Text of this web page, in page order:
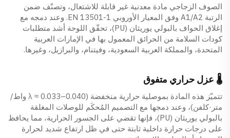
الصوف الزجاجي مادة معدنية غير قابلة للاشتعال، وتصنّف ضمن
الرتبة A1/A2 وفق المعيار الأوروبي EN 13501-1. وعند دمجه مع
إغلاق الحواف بالبولي يوريثان (PU)، تحقّق اللوحة أشد متطلبات
كودات السلامة من الحرائق المعمول بها في الإمارات العربية
المتحدة، والمملكة العربية السعودية، وفيتنام، والبرازيل، وغيرها.
🌡️ عزل حراري متفوق
تتميّز هذه المادة بموصلية حرارية منخفضة (λ ≈ 0.033–0.040 واط/
متر·كلفن)، وعند دمجها مع التصميم المُحكَم للوصلات المغلقة
بالبولي يوريثان (PU)، فإنها تقضي على الجسور الحرارية، مما يحافظ
على درجات حرارة داخلية ثابتة حتى في ظل ارتفاع شديد لحرارة